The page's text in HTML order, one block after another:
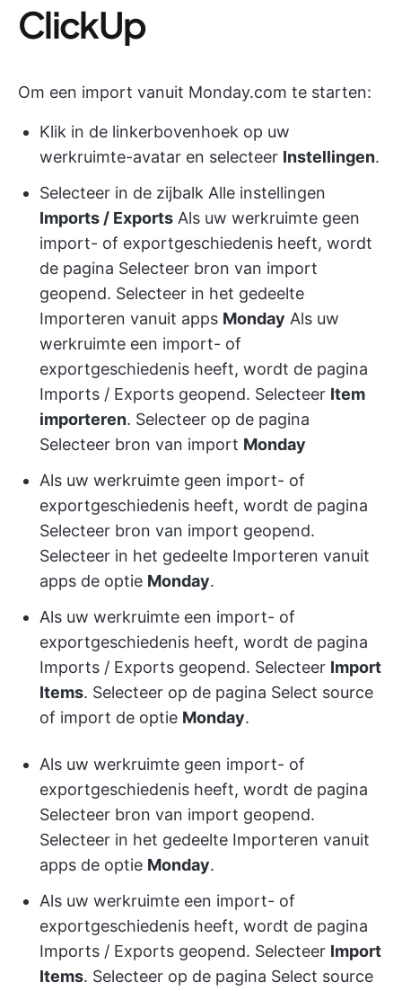
ClickUp
Om een import vanuit Monday.com te starten:
Klik in de linkerbovenhoek op uw
werkruimte-avatar en selecteer Instellingen.
Selecteer in de zijbalk Alle instellingen
Imports / Exports Als uw werkruimte geen
import- of exportgeschiedenis heeft, wordt
de pagina Selecteer bron van import
geopend. Selecteer in het gedeelte
Importeren vanuit apps Monday Als uw
werkruimte een import- of
exportgeschiedenis heeft, wordt de pagina
Imports / Exports geopend. Selecteer Item
importeren. Selecteer op de pagina
Selecteer bron van import Monday
Als uw werkruimte geen import- of
exportgeschiedenis heeft, wordt de pagina
Selecteer bron van import geopend.
Selecteer in het gedeelte Importeren vanuit
apps de optie Monday.
Als uw werkruimte een import- of
exportgeschiedenis heeft, wordt de pagina
Imports / Exports geopend. Selecteer Import
Items. Selecteer op de pagina Select source
of import de optie Monday.
Als uw werkruimte geen import- of
exportgeschiedenis heeft, wordt de pagina
Selecteer bron van import geopend.
Selecteer in het gedeelte Importeren vanuit
apps de optie Monday.
Als uw werkruimte een import- of
exportgeschiedenis heeft, wordt de pagina
Imports / Exports geopend. Selecteer Import
Items. Selecteer op de pagina Select source